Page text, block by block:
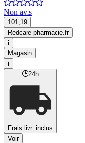
Non avis
101,19
Redcare-pharmacie.fr
i
Magasin
i
24h
Frais livr. inclus
Voir